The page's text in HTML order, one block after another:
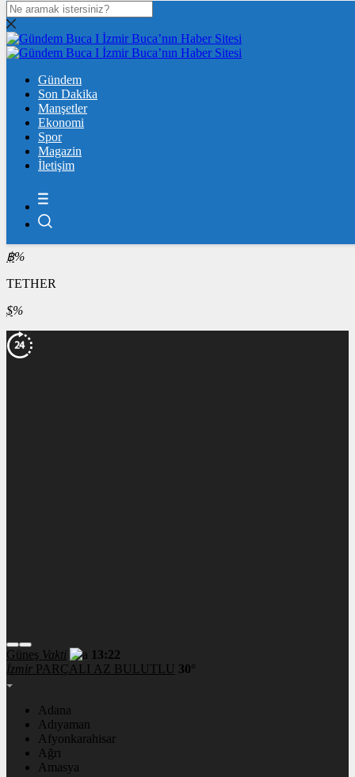
DOLAR
47,6022$% 0.06
55,0756€% 0.1
ÇEYREK ALTIN
10.631,00%0,62
BİST100
13.722,76
BİTCOİN
฿%
TETHER
$%
Gündem
Son Dakika
Manşetler
Ekonomi
Spor
Magazin
İletişim
Güneş Vakti
13:22
İzmir PARÇALI AZ BULUTLU 30°
Adana
Adıyaman
Afyonkarahisar
Ağrı
Amasya